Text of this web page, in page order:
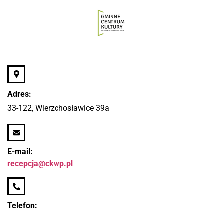
Adres:
33-122, Wierzchosławice 39a
E-mail:
recepcja@ckwp.pl
Telefon: